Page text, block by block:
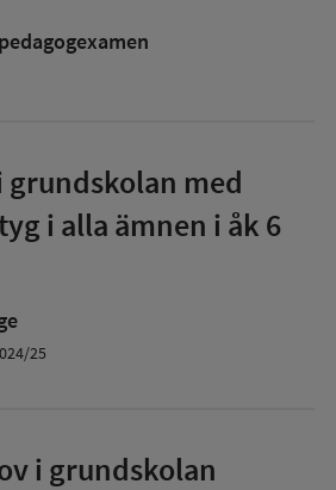
grundskolan med
i alla ämnen i åk 6
25
i grundskolan